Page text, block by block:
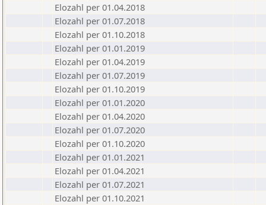
Elozahl per 01.04.2018
Elozahl per 01.07.2018
Elozahl per 01.10.2018
Elozahl per 01.01.2019
Elozahl per 01.04.2019
Elozahl per 01.07.2019
Elozahl per 01.10.2019
Elozahl per 01.01.2020
Elozahl per 01.04.2020
Elozahl per 01.07.2020
Elozahl per 01.10.2020
Elozahl per 01.01.2021
Elozahl per 01.04.2021
Elozahl per 01.07.2021
Elozahl per 01.10.2021